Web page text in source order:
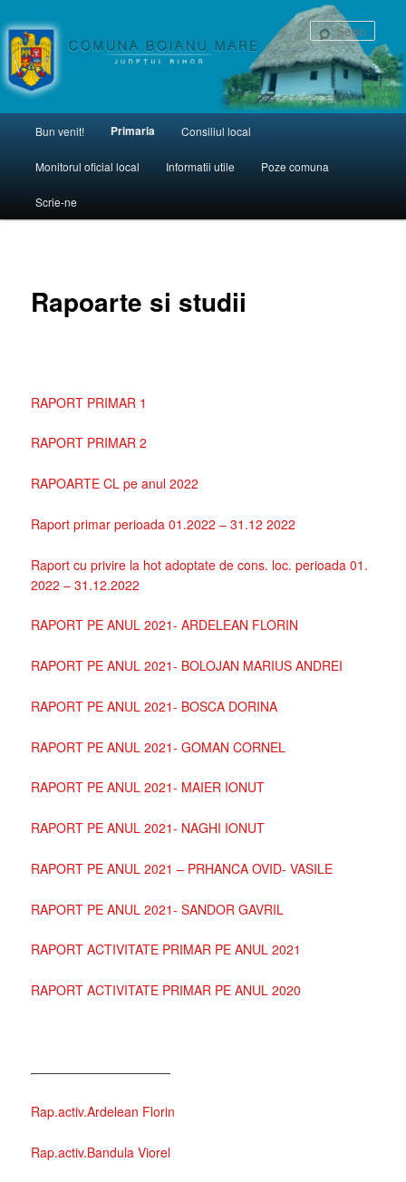
Main menu
Skip to primary content
Bun venit! Primaria Consiliul local
Monitorul oficial local Informatii utile Poze comuna
Scrie-ne
Rapoarte si studii
RAPORT PRIMAR 1
RAPORT PRIMAR 2
RAPOARTE CL pe anul 2022
Raport primar perioada 01.2022 – 31.12 2022
Raport cu privire la hot adoptate de cons. loc. perioada 01.
2022 – 31.12.2022
RAPORT PE ANUL 2021- ARDELEAN FLORIN
RAPORT PE ANUL 2021- BOLOJAN MARIUS ANDREI
RAPORT PE ANUL 2021- BOSCA DORINA
RAPORT PE ANUL 2021- GOMAN CORNEL
RAPORT PE ANUL 2021- MAIER IONUT
RAPORT PE ANUL 2021- NAGHI IONUT
RAPORT PE ANUL 2021 – PRHANCA OVID- VASILE
RAPORT PE ANUL 2021- SANDOR GAVRIL
RAPORT ACTIVITATE PRIMAR PE ANUL 2021
RAPORT ACTIVITATE PRIMAR PE ANUL 2020
———————————
Rap.activ.Ardelean Florin
Rap.activ.Bandula Viorel